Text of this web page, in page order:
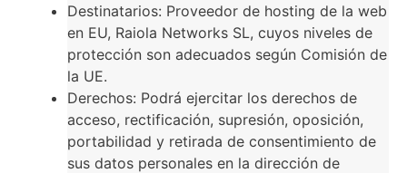
Destinatarios: Proveedor de hosting de la web
en EU, Raiola Networks SL, cuyos niveles de
protección son adecuados según Comisión de
la UE.
Derechos: Podrá ejercitar los derechos de
acceso, rectificación, supresión, oposición,
portabilidad y retirada de consentimiento de
sus datos personales en la dirección de